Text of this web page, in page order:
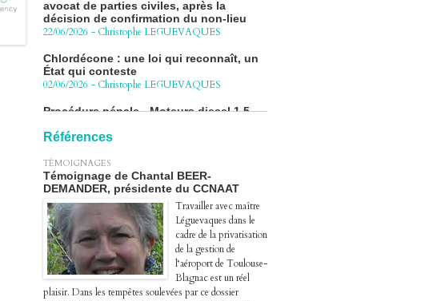
22/06/2026 - Christophe LEGUEVAQUES
Chlordécone : une loi qui reconnaît, un
02/06/2026 -Christophe LEGUEVAQUES
Procédure pénale - Moteurs diesel 1.5
le Groupe STELLANTIS
presque) sur l'action collective ouverte
le 2 avril
07/04/2026 -Christophe LEGUEVAQUES
Références
TÉMOIGNAGES
Témoignage de Chantal BEER-
DEMANDER, présidente du CCNAAT
Travailler avec maître
Léguevaques dans le
cadre de la privatisation
de la gestion de
l‘aéroport de Toulouse-
Blagnac est un réel
plaisir. Dans les tempêtes soulevées par ce dossier